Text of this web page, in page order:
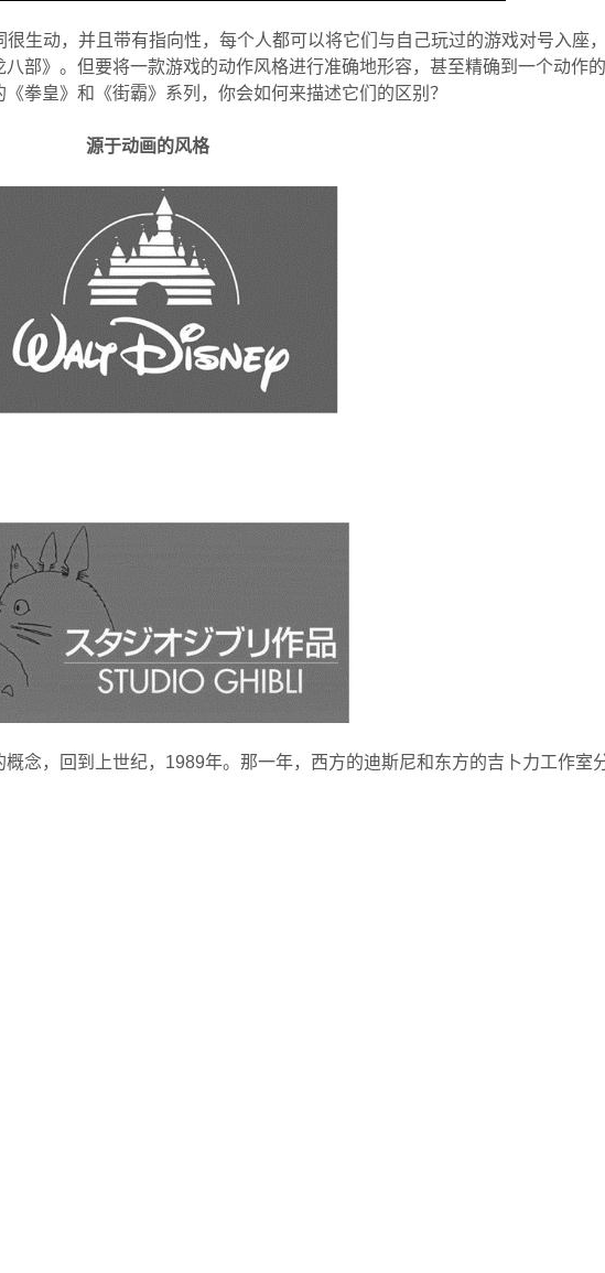
生动，并且带有指向性，每个人都可以将它们与自己玩过的游戏对号入座
部》。但要将一款游戏的动作风格进行准确地形容，甚至精确到一个动作
拳皇》和《街霸》系列，你会如何来描述它们的区别？
源于动画的风格
念，回到上世纪，1989年。那一年，西方的迪斯尼和东方的吉卜力工作室